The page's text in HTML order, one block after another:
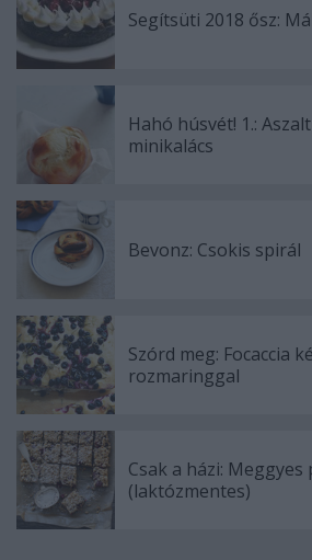
Segítsüti 2018 ősz:
Hahó húsvét! 1.:
minikalács
Bevonz: Csokis spirál
Szórd meg: Focaccia
rozmaringgal
Csak a házi: Meggyes
(laktózmentes)